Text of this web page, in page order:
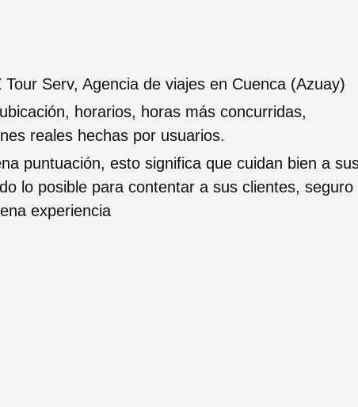
Serv, Agencia de viajes en Cuenca (Azuay)
horarios, horas más concurridas,
reales hechas por usuarios.
puntuación, esto significa que cuidan bien a
lo posible para contentar a sus clientes, seguro
experiencia